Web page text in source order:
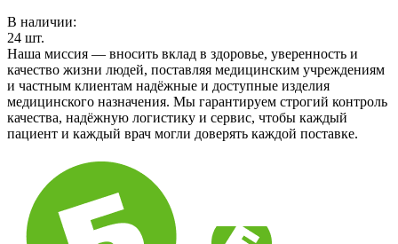
В наличии:
24 шт.
Наша миссия — вносить вклад в здоровье, уверенность и
качество жизни людей, поставляя медицинским учреждениям
и частным клиентам надёжные и доступные изделия
медицинского назначения. Мы гарантируем строгий контроль
качества, надёжную логистику и сервис, чтобы каждый
пациент и каждый врач могли доверять каждой поставке.